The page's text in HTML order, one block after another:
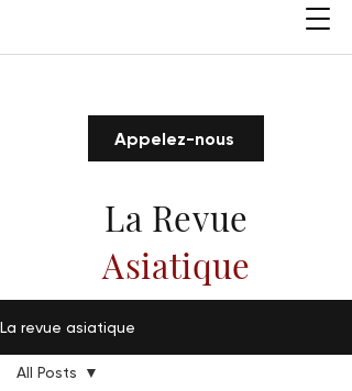
Appelez-nous
La Revue
Asiatique
La revue asiatique
All Posts